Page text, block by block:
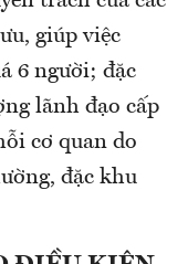
giúp việc
6 người; đặc
lãnh đạo cấp
cơ quan do
đặc khu